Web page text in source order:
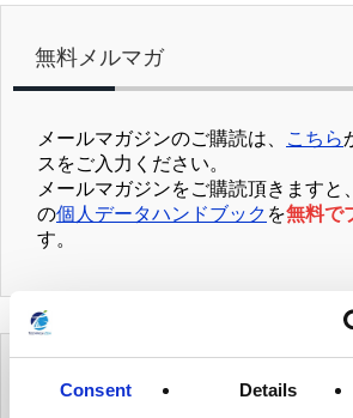
Consent Details
無料メルマガ
メールマガジンのご購読は、 こちら
スをご入力ください。
メールマガジンをご購読頂きますと
の個人データハンドブック を無料で
す。
カテゴリー